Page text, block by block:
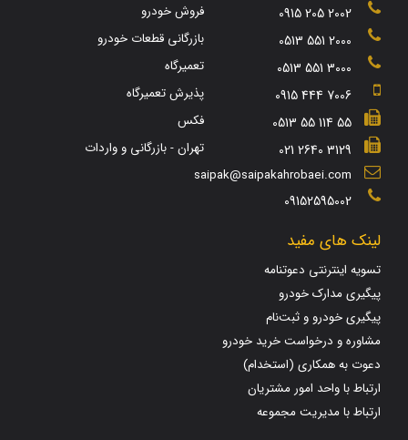
0915 205 2002 فروش خودرو
0513 551 2000 بازرگانی قطعات خودرو
0513 551 3000 تعمیرگاه
0915 444 7006 پذیرش تعمیرگاه
0513 55 114 55 فکس
021 2640 3129
تهران - بازرگانی و واردات
saipak@saipakahrobaei.com
09152595002
لینک های مفید
تسویه اینترنتی دعوتنامه
پیگیری مدارک خودرو
پیگیری خودرو و ثبت‌نام
مشاوره و درخواست خرید خودرو
دعوت به همکاری (استخدام)
ارتباط با واحد امور مشتریان
ارتباط با مدیریت مجموعه